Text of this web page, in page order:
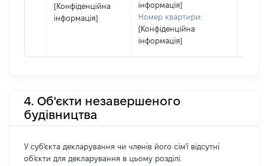
[Конфіденційна
інформація]
інформація]
Номер квартири:
[Конфіденційна
інформація]
4. Об'єкти незавершеного
будівництва
У суб'єкта декларування чи членів його сім'ї відсутні
об'єкти для декларування в цьому розділі.